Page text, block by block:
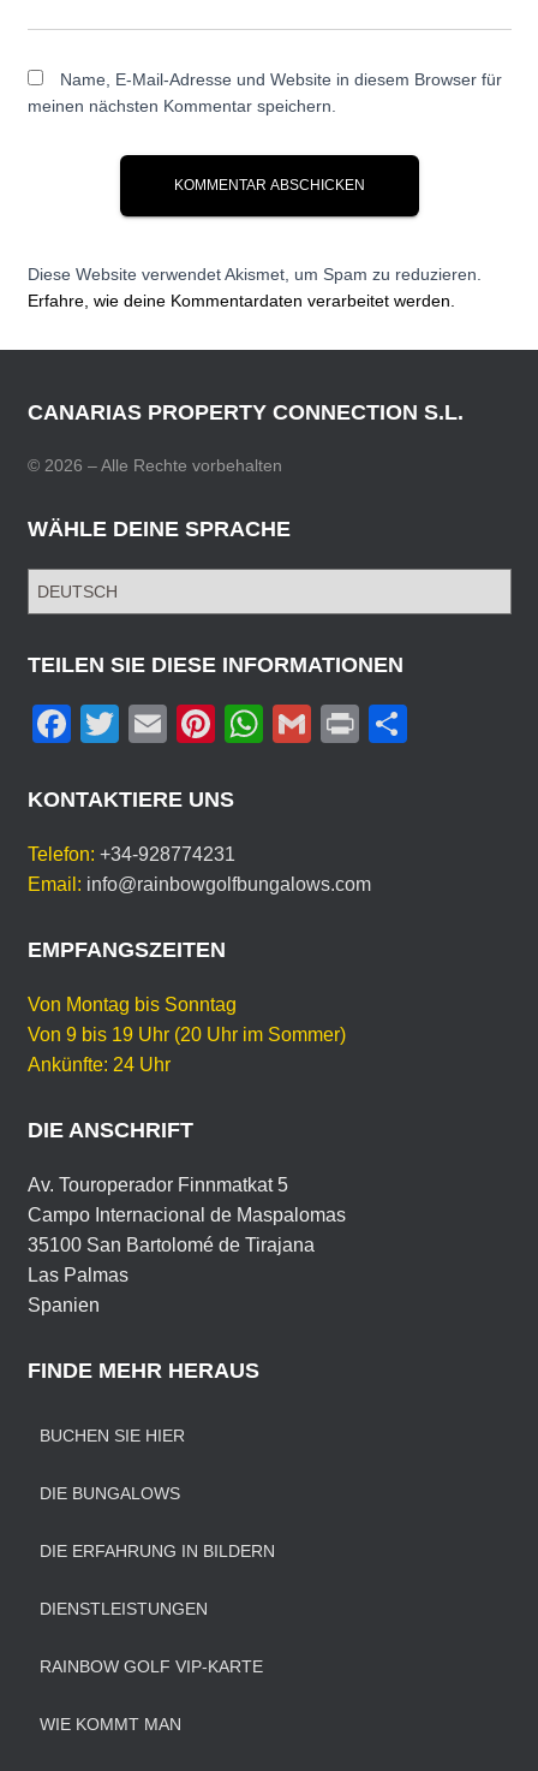
Name, E-Mail-Adresse und Website in diesem Browser für
meinen nächsten Kommentar speichern.
Diese Website verwendet Akismet, um Spam zu reduzieren.
Erfahre, wie deine Kommentardaten verarbeitet werden.
CANARIAS PROPERTY CONNECTION S.L.
© 2026 – Alle Rechte vorbehalten
WÄHLE DEINE SPRACHE
L
D
E
N
S
C
E
TEILEN SIE DIESE INFORMATIONEN
F
c
e
b
o
k
T
tt
er
E
ail
Pi
er
e
st
W
A
G
Pr
KONTAKTIERE UNS
Telefon: +34-928774231
Email: info@rainbowgolfbungalows.com
EMPFANGSZEITEN
Von Montag bis Sonntag
Von 9 bis 19 Uhr (20 Uhr im Sommer)
Ankünfte: 24 Uhr
DIE ANSCHRIFT
Av. Touroperador Finnmatkat 5
Campo Internacional de Maspalomas
35100 San Bartolomé de Tirajana
Las Palmas
Spanien
FINDE MEHR HERAUS
BUCHEN SIE HIER
DIE BUNGALOWS
DIE ERFAHRUNG IN BILDERN
DIENSTLEISTUNGEN
RAINBOW GOLF VIP-KARTE
WIE KOMMT MAN